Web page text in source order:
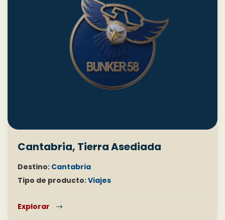
Cantabria, Tierra Asediada
Destino: Cantabria
Tipo de producto:Viajes
Explorar